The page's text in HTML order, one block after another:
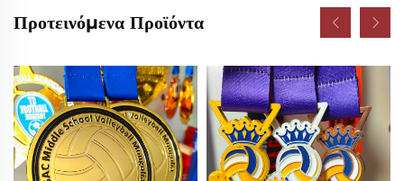
Προτεινόμενα Προϊόντα